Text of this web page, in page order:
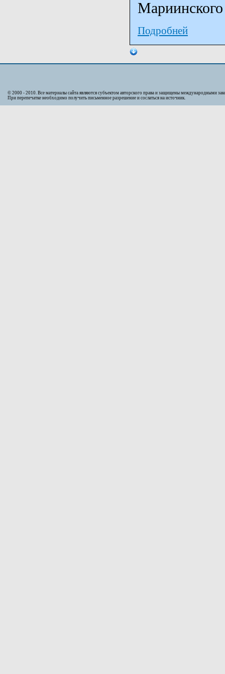
Мариинского
Подробней
© 2000 - 2010. Bсе материалы сайта являются субъектом авторского права и защищены международными
При перепечатке необходимо получить письменное разрешение и сослаться на источник.